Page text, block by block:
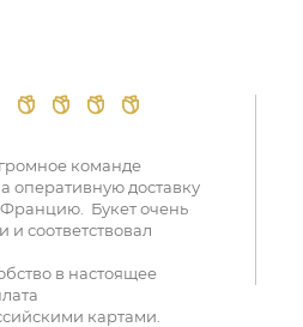
команде
оперативную доставку
Букет очень
и соответствовал
в настоящее
картами.